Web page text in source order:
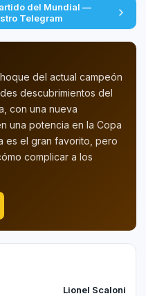
del Mundial —
Telegram
del actual campeón
descubrimientos del
con una nueva
una potencia en la Copa
es el gran favorito, pero
complicar a los
Lionel Scaloni